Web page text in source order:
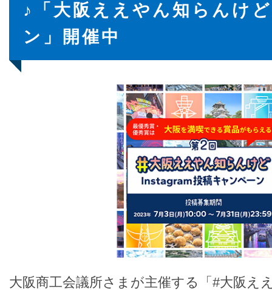
♪「大阪ええやん知らんけ
ン」開催中
大阪商工会議所さまが主催する「#大阪え